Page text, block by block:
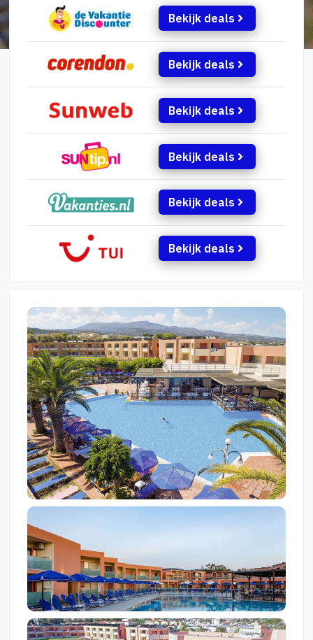
Bekijk deals
Bekijk deals
Bekijk deals
Bekijk deals
Bekijk deals
Bekijk deals